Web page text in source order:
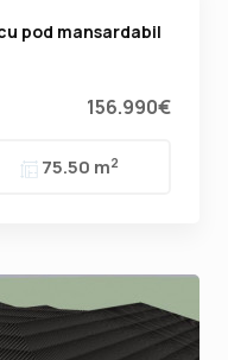
pod mansardabil
156.990€
75.50 m2